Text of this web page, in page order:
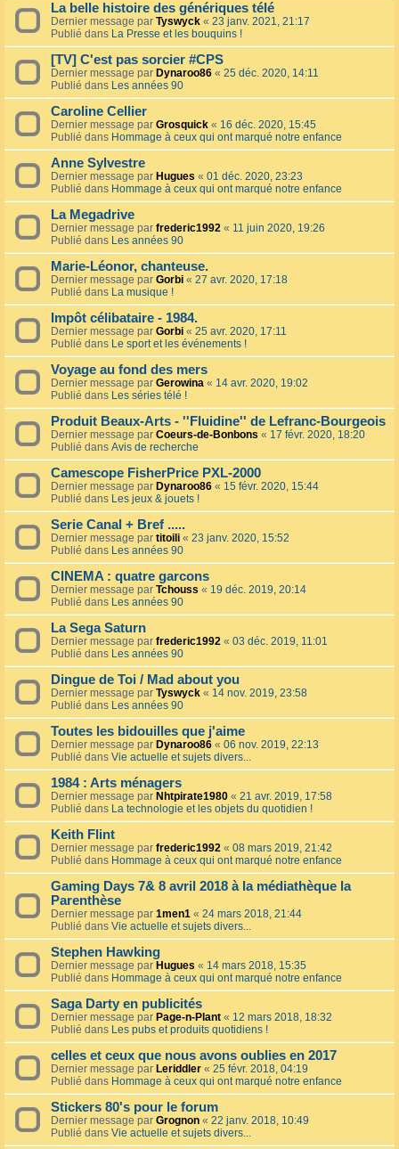
La belle histoire des génériques télé
Dernier message par Tyswyck « 23 janv. 2021, 21:17
Publié dans La Presse et les bouquins !
[TV] C'est pas sorcier #CPS
Dernier message par Dynaroo86 « 25 déc. 2020, 14:11
Publié dans Les années 90
Caroline Cellier
Dernier message par Grosquick « 16 déc. 2020, 15:45
Publié dans Hommage à ceux qui ont marqué notre enfance
Anne Sylvestre
Dernier message par Hugues « 01 déc. 2020, 23:23
Publié dans Hommage à ceux qui ont marqué notre enfance
La Megadrive
Dernier message par frederic1992 « 11 juin 2020, 19:26
Publié dans Les années 90
Marie-Léonor, chanteuse.
Dernier message par Gorbi « 27 avr. 2020, 17:18
Publié dans La musique !
Impôt célibataire - 1984.
Dernier message par Gorbi « 25 avr. 2020, 17:11
Publié dans Le sport et les événements !
Voyage au fond des mers
Dernier message par Gerowina « 14 avr. 2020, 19:02
Publié dans Les séries télé !
Produit Beaux-Arts - ''Fluidine'' de Lefranc-Bourgeois
Dernier message par Coeurs-de-Bonbons « 17 févr. 2020, 18:20
Publié dans Avis de recherche
Camescope FisherPrice PXL-2000
Dernier message par Dynaroo86 « 15 févr. 2020, 15:44
Publié dans Les jeux & jouets !
Serie Canal + Bref .....
Dernier message par titoili « 23 janv. 2020, 15:52
Publié dans Les années 90
CINEMA : quatre garcons
Dernier message par Tchouss « 19 déc. 2019, 20:14
Publié dans Les années 90
La Sega Saturn
Dernier message par frederic1992 « 03 déc. 2019, 11:01
Publié dans Les années 90
Dingue de Toi / Mad about you
Dernier message par Tyswyck « 14 nov. 2019, 23:58
Publié dans Les années 90
Toutes les bidouilles que j'aime
Dernier message par Dynaroo86 « 06 nov. 2019, 22:13
Publié dans Vie actuelle et sujets divers...
1984 : Arts ménagers
Dernier message par Nhtpirate1980 « 21 avr. 2019, 17:58
Publié dans La technologie et les objets du quotidien !
Keith Flint
Dernier message par frederic1992 « 08 mars 2019, 21:42
Publié dans Hommage à ceux qui ont marqué notre enfance
Gaming Days 7& 8 avril 2018 à la médiathèque la
Parenthèse
Dernier message par 1men1 « 24 mars 2018, 21:44
Publié dans Vie actuelle et sujets divers...
Stephen Hawking
Dernier message par Hugues « 14 mars 2018, 15:35
Publié dans Hommage à ceux qui ont marqué notre enfance
Saga Darty en publicités
Dernier message par Page-n-Plant « 12 mars 2018, 18:32
Publié dans Les pubs et produits quotidiens !
celles et ceux que nous avons oublies en 2017
Dernier message par Leriddler « 25 févr. 2018, 04:19
Publié dans Hommage à ceux qui ont marqué notre enfance
Stickers 80's pour le forum
Dernier message par Grognon « 22 janv. 2018, 10:49
Publié dans Vie actuelle et sujets divers...